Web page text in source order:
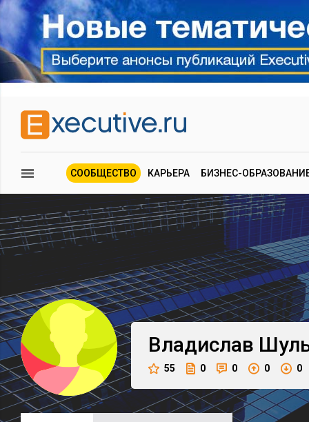
СООБЩЕСТВО КАРЬЕРА БИЗНЕС-
Владислав
55 0 0 0 0